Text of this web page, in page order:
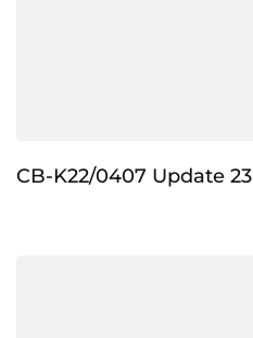
CB-K22/0407 Update 23